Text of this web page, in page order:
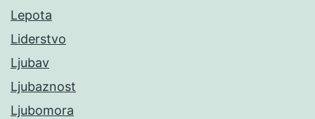
Lepota
Liderstvo
Ljubav
Ljubaznost
Ljubomora